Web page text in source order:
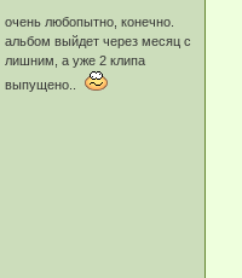
очень любопытно, конечно.
альбом выйдет через месяц с
лишним, а уже 2 клипа
выпущено..